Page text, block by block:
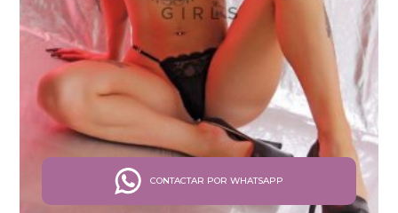
CONTACTAR POR WHATSAPP